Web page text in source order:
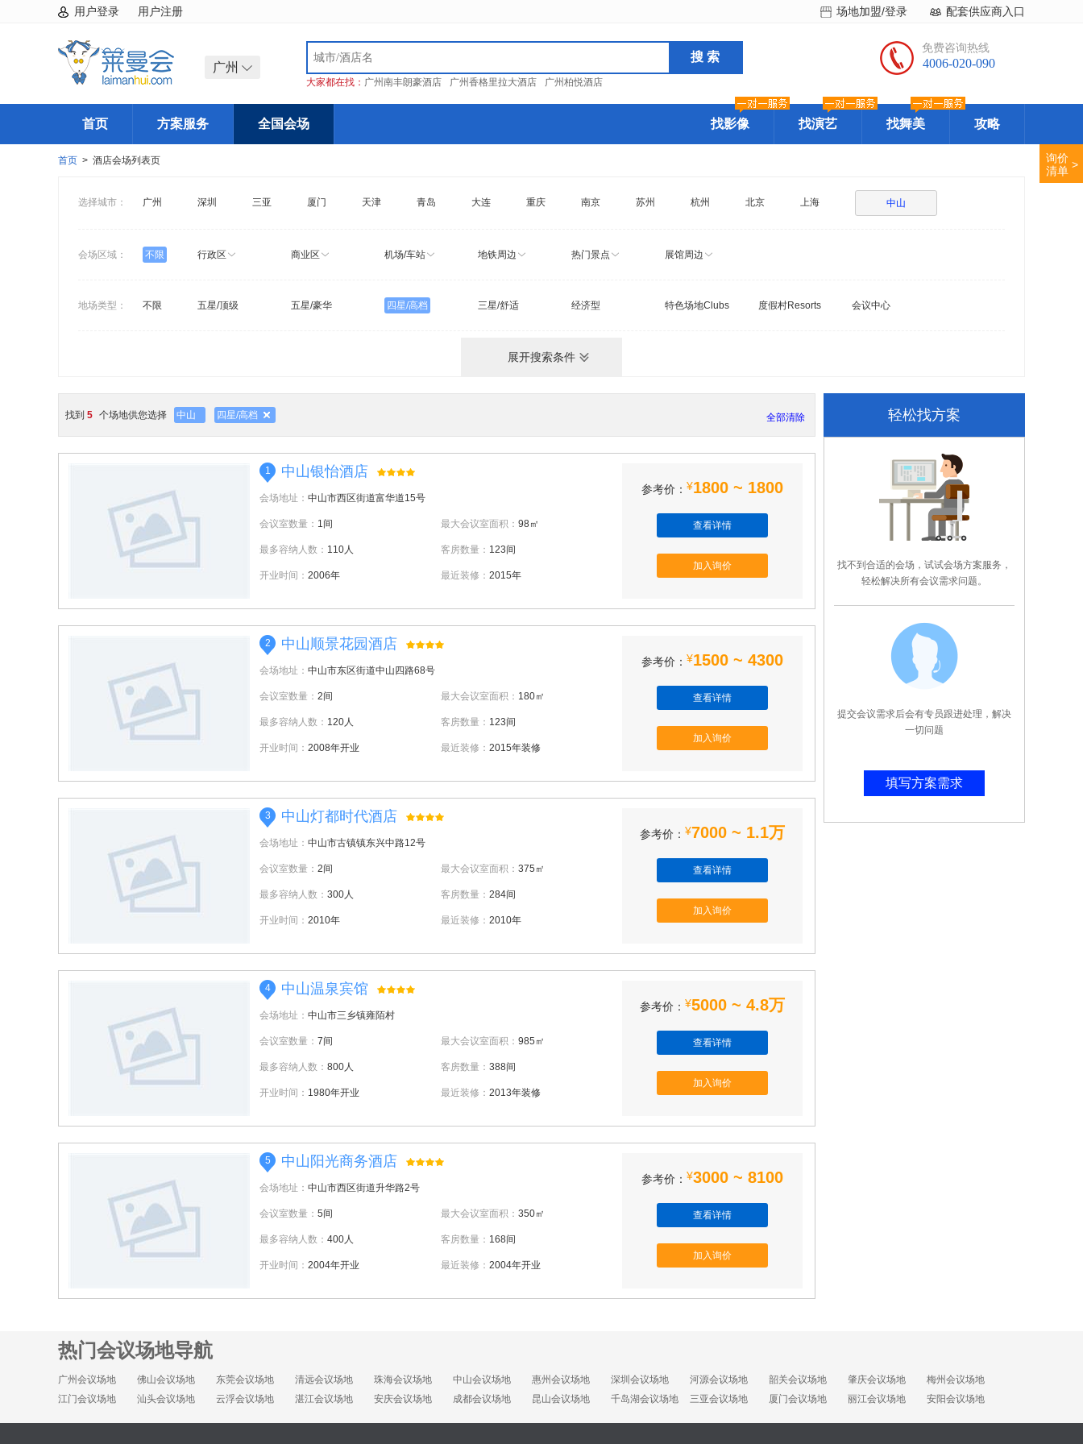
用户登录 用户注册 配套供应商入口
场地加盟/登录
广州
大家都在找： 广州南丰朗豪酒店 广州香格里拉大酒店 广州柏悦酒店
免费咨询热线
4006-020-090
首页 方案服务 全国会场 找影像 找演艺 找舞美 攻略
首页 > 酒店会场列表页
选择城市： 广州 深圳 三亚 厦门 天津 青岛 大连 重庆 南京 苏州 杭州 北京 上海 中山
会场区域： 不限 行政区 商业区 机场/车站 地铁周边 热门景点 展馆周边
地场类型： 不限 五星/顶级 五星/豪华 四星/高档 三星/舒适 经济型 特色场地Clubs 度假村Resorts 会议中心
展开搜索条件
找到 5 个场地供您选择 中山 四星/高档 全部清除
1 中山银怡酒店
会场地址： 中山市西区街道富华道15号
会议室数量： 1间 最大会议室面积： 98㎡
最多容纳人数： 110人 客房数量： 123间
开业时间： 2006年 最近装修： 2015年
参考价： ¥1800 ~ 1800
查看详情
加入询价
2 中山顺景花园酒店
会场地址： 中山市东区街道中山四路68号
会议室数量： 2间 最大会议室面积： 180㎡
最多容纳人数： 120人 客房数量： 123间
开业时间： 2008年开业 最近装修： 2015年装修
参考价： ¥1500 ~ 4300
查看详情
加入询价
3 中山灯都时代酒店
会场地址： 中山市古镇镇东兴中路12号
会议室数量： 2间 最大会议室面积： 375㎡
最多容纳人数： 300人 客房数量： 284间
开业时间： 2010年 最近装修： 2010年
参考价： ¥7000 ~ 1.1万
查看详情
加入询价
4 中山温泉宾馆
会场地址： 中山市三乡镇雍陌村
会议室数量： 7间 最大会议室面积： 985㎡
最多容纳人数： 800人 客房数量： 388间
开业时间： 1980年开业 最近装修： 2013年装修
参考价： ¥5000 ~ 4.8万
查看详情
加入询价
5 中山阳光商务酒店
会场地址： 中山市西区街道升华路2号
会议室数量： 5间 最大会议室面积： 350㎡
最多容纳人数： 400人 客房数量： 168间
开业时间： 2004年开业 最近装修： 2004年开业
参考价： ¥3000 ~ 8100
查看详情
加入询价
轻松找方案
找不到合适的会场，试试会场方案服务，
轻松解决所有会议需求问题。
提交会议需求后会有专员跟进处理，解决
一切问题
填写方案需求
热门会议场地导航
广州会议场地 佛山会议场地 东莞会议场地 清远会议场地 珠海会议场地 中山会议场地 惠州会议场地 深圳会议场地 河源会议场地 韶关会议场地 肇庆会议场地
梅州会议场地
江门会议场地
汕头会议场地 云浮会议场地 湛江会议场地 安庆会议场地 成都会议场地 昆山会议场地 千岛湖会议场地 三亚会议场地 厦门会议场地 丽江会议场地 安阳会议场地
询价
清单 >